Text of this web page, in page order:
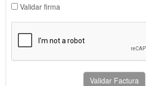
Validar firma
Validar Factura